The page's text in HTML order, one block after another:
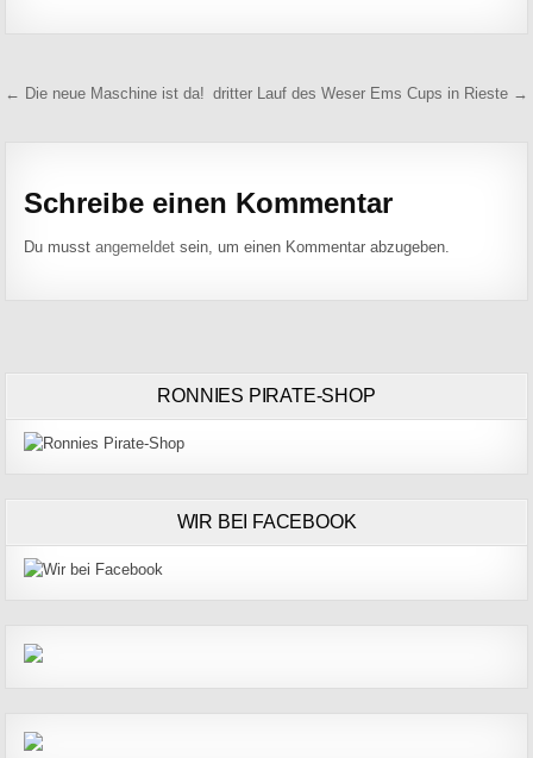
Beitragsnavigation
← Die neue Maschine ist da! dritter Lauf des Weser Ems Cups in Rieste →
Schreibe einen Kommentar
Du musstangemeldet sein, um einen Kommentar abzugeben.
RONNIES PIRATE-SHOP
WIR BEI FACEBOOK